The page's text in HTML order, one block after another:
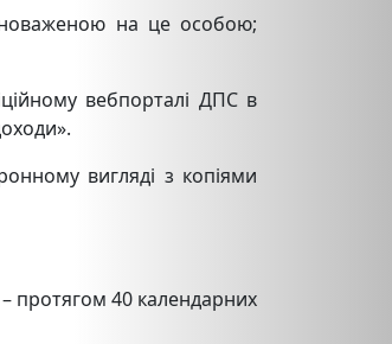
на це особою;
вебпорталі ДПС в
вигляді з копіями
– протягом 40 календарних